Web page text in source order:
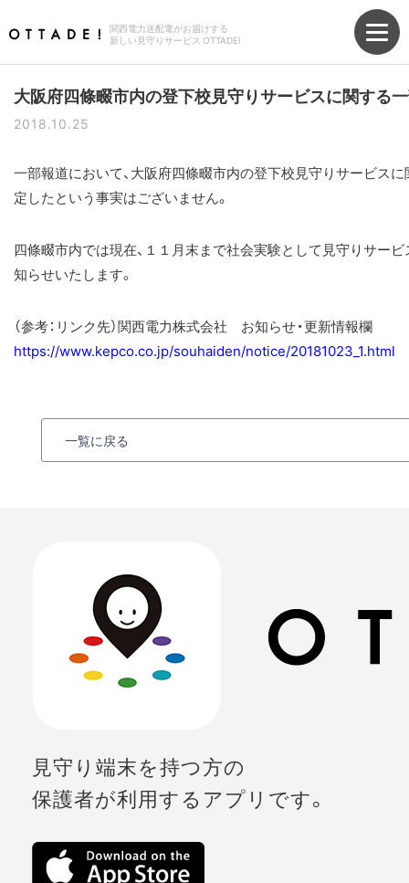
関西電力送配電がお届けする
新しい見守りサービス OTTADE!
大阪府四條畷市内の登下校見守りサービスに関する
2018.10.25
一部報道において、大阪府四條畷市内の登下校見守りサービス
定したという事実はございません。
四條畷市内では現在、１１月末まで社会実験として見守りサー
知らせいたします。
（参考：リンク先）関西電力株式会社 お知らせ・更新情報欄
https://www.kepco.co.jp/souhaiden/notice/20181023_1.html
一覧に戻る
見守り端末を持つ方の
保護者が利用するアプリです。